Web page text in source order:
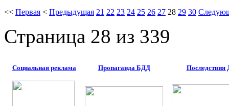
<< Первая < Предыдущая 21 22 23 24 25 26 27 28 29 30
Страница 28 из 339
Социальная реклама Пропаганда БДД